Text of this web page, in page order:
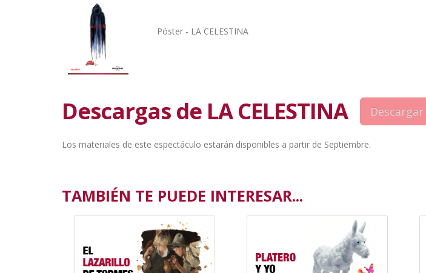
Póster - LA CELESTINA
Descargas de LA CELESTINA
Los materiales de este espectáculo estarán disponibles a partir de Septiembre.
TAMBIÉN TE PUEDE INTERESAR...